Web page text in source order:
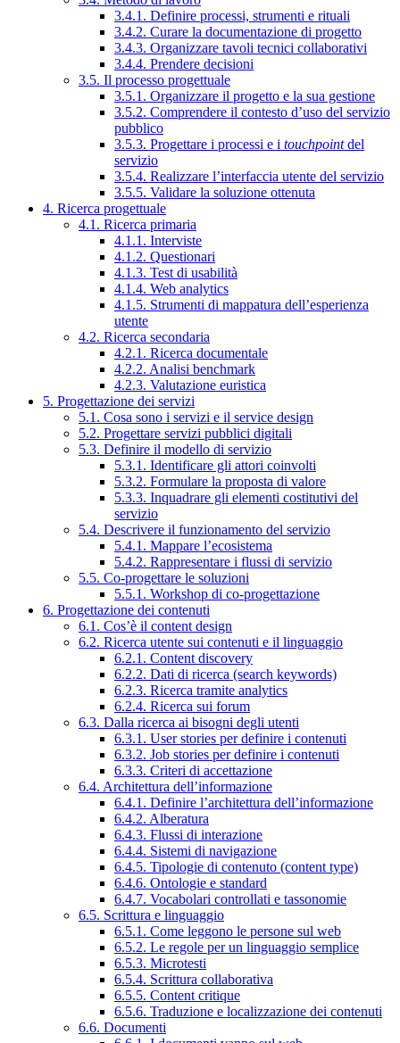
3.4.1. Definire processi, strumenti e rituali
3.4.2. Curare la documentazione di progetto
3.4.3. Organizzare tavoli tecnici collaborativi
3.4.4. Prendere decisioni
3.5. Il processo progettuale
3.5.1. Organizzare il progetto e la sua gestione
3.5.2. Comprendere il contesto d’uso del servizio
pubblico
3.5.3. Progettare i processi e i touchpointdel
servizio
3.5.4. Realizzare l’interfaccia utente del servizio
3.5.5. Validare la soluzione ottenuta
4. Ricerca progettuale
4.1. Ricerca primaria
4.1.1. Interviste
4.1.2. Questionari
4.1.3. Test di usabilità
4.1.4. Web analytics
4.1.5. Strumenti di mappatura dell’esperienza
utente
4.2. Ricerca secondaria
4.2.1. Ricerca documentale
4.2.2. Analisi benchmark
4.2.3. Valutazione euristica
5. Progettazione dei servizi
5.1. Cosa sono i servizi e il service design
5.2. Progettare servizi pubblici digitali
5.3. Definire il modello di servizio
5.3.1. Identificare gli attori coinvolti
5.3.2. Formulare la proposta di valore
5.3.3. Inquadrare gli elementi costitutivi del
servizio
5.4. Descrivere il funzionamento del servizio
5.4.1. Mappare l’ecosistema
5.4.2. Rappresentare i flussi di servizio
5.5. Co-progettare le soluzioni
5.5.1. Workshop di co-progettazione
6. Progettazione dei contenuti
6.1. Cos’è il content design
6.2. Ricerca utente sui contenuti e il linguaggio
6.2.1. Content discovery
6.2.2. Dati di ricerca (search keywords)
6.2.3. Ricerca tramite analytics
6.2.4. Ricerca sui forum
6.3. Dalla ricerca ai bisogni degli utenti
6.3.1. User stories per definire i contenuti
6.3.2. Job stories per definire i contenuti
6.3.3. Criteri di accettazione
6.4. Architettura dell’informazione
6.4.1. Definire l’architettura dell’informazione
6.4.2. Alberatura
6.4.3. Flussi di interazione
6.4.4. Sistemi di navigazione
6.4.5. Tipologie di contenuto (content type)
6.4.6. Ontologie e standard
6.4.7. Vocabolari controllati e tassonomie
6.5. Scrittura e linguaggio
6.5.1. Come leggono le persone sul web
6.5.2. Le regole per un linguaggio semplice
6.5.3. Microtesti
6.5.4. Scrittura collaborativa
6.5.5. Content critique
6.5.6. Traduzione e localizzazione dei contenuti
6.6. Documenti